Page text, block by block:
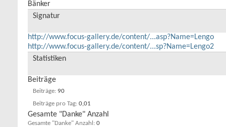
Bänker
Signatur
http://www.focus-gallery.de/content/...asp?Name=Lengo
http://www.focus-gallery.de/content/...sp?Name=Lengo2
Statistiken
Beiträge
Beiträge 90
Beiträge pro Tag 0,01
Gesamte "Danke" Anzahl
Gesamte "Danke" Anzahl 0